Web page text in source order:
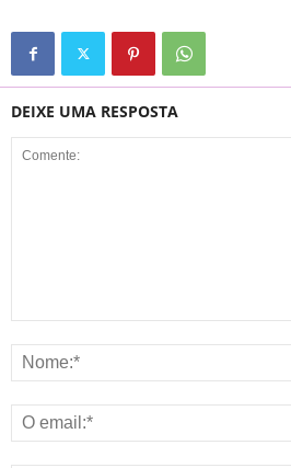
DEIXE UMA RESPOSTA